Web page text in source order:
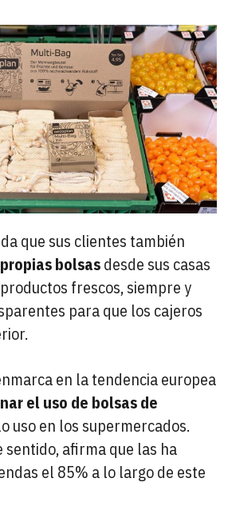
que sus clientes también
bolsasdesde sus casas
frescos, siempre y
para que los cajeros
en la tendencia europea
el uso de bolsas de
uso en los supermercados.
sentido, afirma que las ha
el 85% a lo largo de este